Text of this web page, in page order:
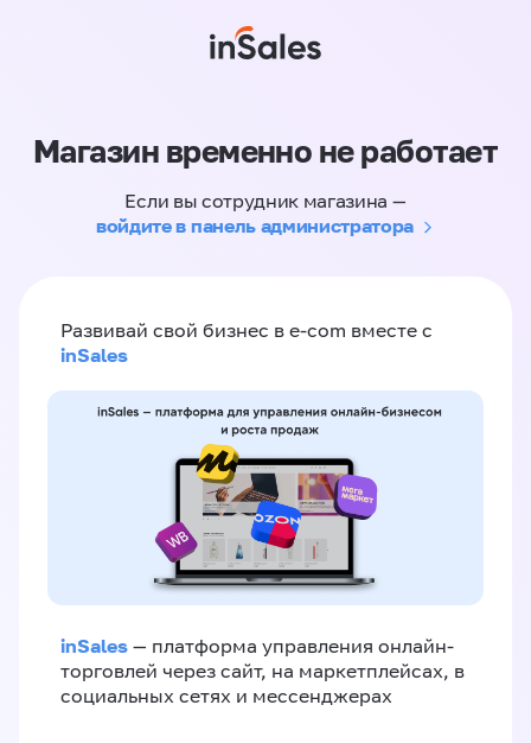
Магазин временно не работает
Если вы сотрудник магазина —
войдите в панель администратора
Развивай свой бизнес в e-com вместе с
inSales
inSales — платформа управления онлайн-
торговлей через сайт, на маркетплейсах, в
социальных сетях и мессенджерах